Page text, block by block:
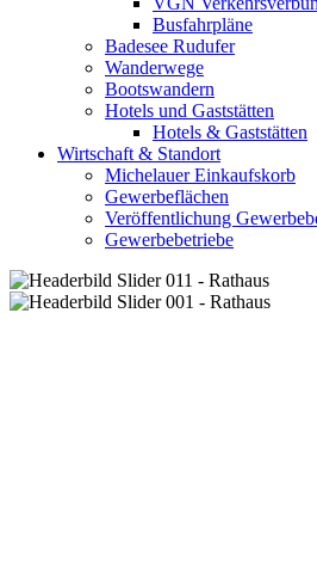
Busfahrpläne
Badesee Rudufer
Wanderwege
Bootswandern
Hotels und Gaststätten
Hotels & Gaststätten
Wirtschaft & Standort
Michelauer Einkaufskorb
Gewerbeflächen
Veröffentlichung
Gewerbebetriebe